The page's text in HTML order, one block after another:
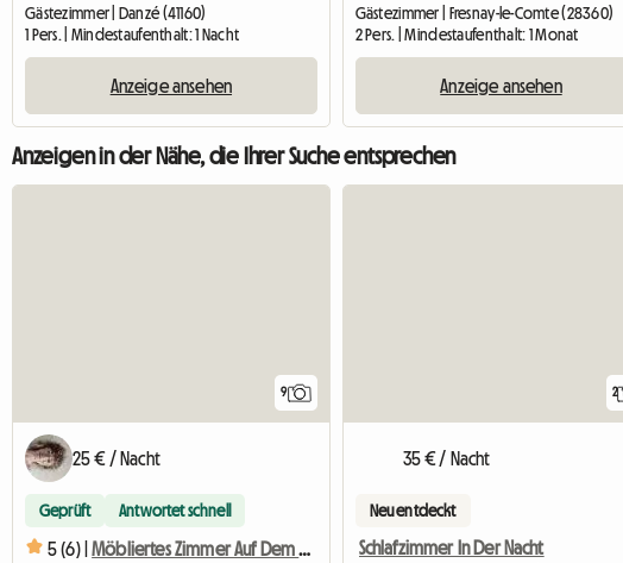
Gästezimmer | Danzé (41160)
1 Pers. | Mindestaufenthalt: 1 Nacht
Anzeige ansehen
Gästezimmer | Fresnay-le-Comte (28360)
2 Pers. | Mindestaufenthalt: 1 Monat
Anzeige ansehen
Anzeigen in der Nähe, die Ihrer Suche entsprechen
9
25 € / Nacht
Geprüft Antwortet schnell
5 (6) | Möbliertes Zimmer Auf Dem Land, 30 Minuten Von Den Fakultäten Entfernt, Von Blo
2
35 € / Nacht
Neu entdeckt
Schlafzimmer In Der Nacht